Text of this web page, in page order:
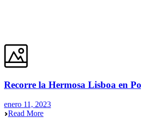
Recorre la Hermosa Lisboa en
enero 11, 2023
Read More